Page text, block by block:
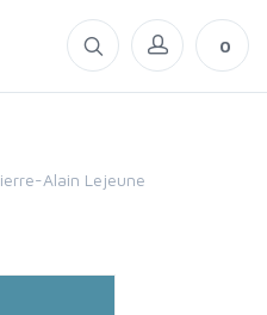
0
Pierre-Alain Lejeune